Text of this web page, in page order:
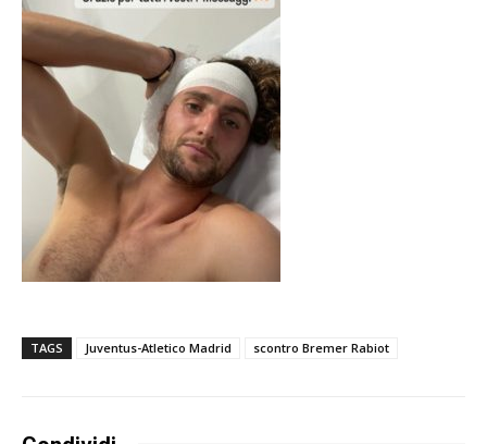
TAGS Juventus-Atletico Madrid scontro Bremer Rabiot